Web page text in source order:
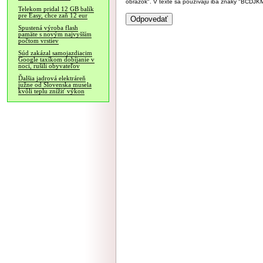
Telekom pridal 12 GB balík
pre Easy, chce zaň 12 eur
Spustená výroba flash
pamäte s novým najvyšším
počtom vrstiev
Súd zakázal samojazdiacim
Google taxíkom dobíjanie v
noci, rušili obyvateľov
Ďalšia jadrová elektráreň
južne od Slovenska musela
kvôli teplu znížiť výkon
obrázok". V texte sa používajú iba znaky